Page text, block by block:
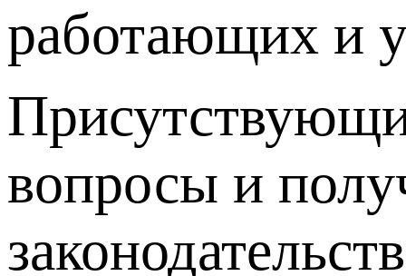
работающих и
вопросы и